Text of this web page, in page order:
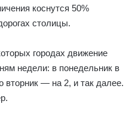
коснутся 50%
столицы.
городах движение
недели: в понедельник в
вторник — на 2, и так далее.